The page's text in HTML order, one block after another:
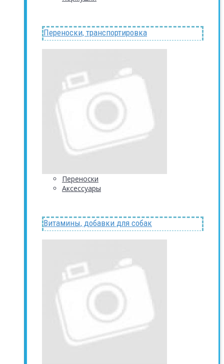
Переноски, транспортировка
Переноски
Аксессуары
Витамины, добавки для собак